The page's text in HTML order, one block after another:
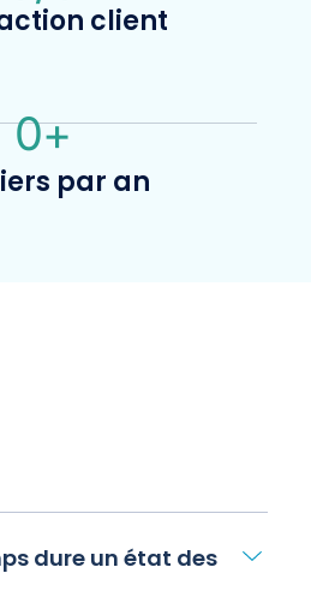
client
par an
0+
dure un état des